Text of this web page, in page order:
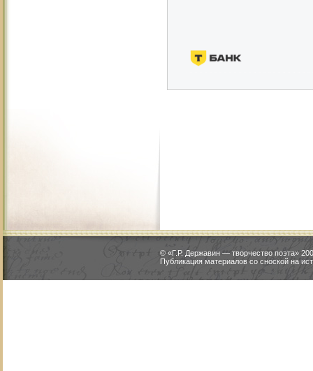
© «Г.Р. Державин — творчество поэта»
Публикация материалов со сноской на